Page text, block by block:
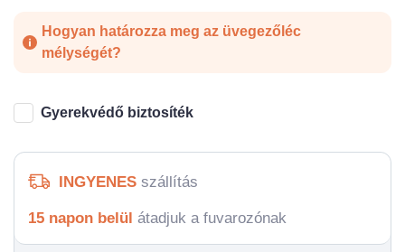
Hogyan határozza meg az üvegezőléc
mélységét?
Gyerekvédő biztosíték
INGYENES szállítás
15 napon belül átadjuk a fuvarozónak